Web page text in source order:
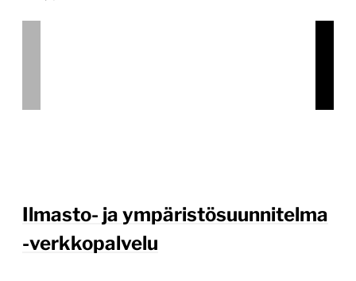
Ilmasto- ja ympäristösuunnitelma
-verkkopalvelu